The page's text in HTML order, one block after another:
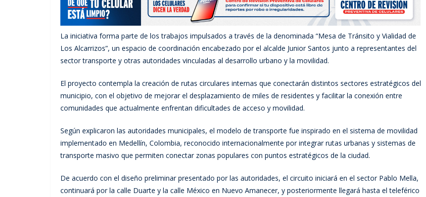
La iniciativa forma parte de los trabajos impulsados a través de la denominada “Mesa de Tránsito y Vialidad de
Los Alcarrizos”, un espacio de coordinación encabezado por el alcalde Junior Santos junto a representantes del
sector transporte y otras autoridades vinculadas al desarrollo urbano y la movilidad.
El proyecto contempla la creación de rutas circulares internas que conectarán distintos sectores estratégicos del
municipio, con el objetivo de mejorar el desplazamiento de miles de residentes y facilitar la conexión entre
comunidades que actualmente enfrentan dificultades de acceso y movilidad.
Según explicaron las autoridades municipales, el modelo de transporte fue inspirado en el sistema de movilidad
implementado en Medellín, Colombia, reconocido internacionalmente por integrar rutas urbanas y sistemas de
transporte masivo que permiten conectar zonas populares con puntos estratégicos de la ciudad.
De acuerdo con el diseño preliminar presentado por las autoridades, el circuito iniciará en el sector Pablo Mella,
continuará por la calle Duarte y la calle México en Nuevo Amanecer, y posteriormente llegará hasta el teleférico